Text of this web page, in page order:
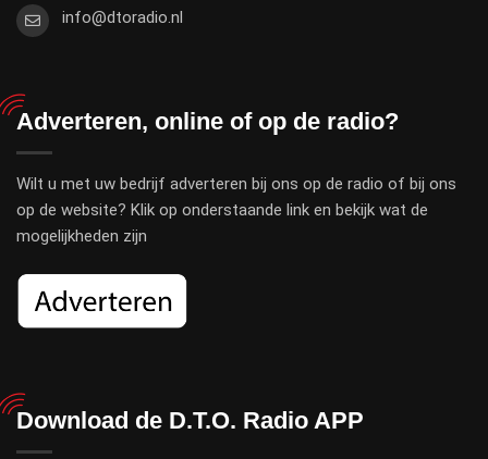
info@dtoradio.nl
Adverteren, online of op de radio?
Wilt u met uw bedrijf adverteren bij ons op de radio of bij ons
op de website? Klik op onderstaande link en bekijk wat de
mogelijkheden zijn
Download de D.T.O. Radio APP